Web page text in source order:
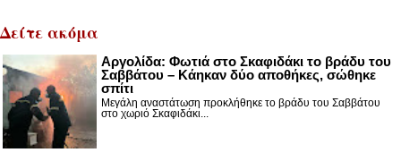
Δείτε ακόμα
Αργολίδα: Φωτιά στο Σκαφιδάκι το βράδυ του
Σαββάτου – Κάηκαν δύο αποθήκες, σώθηκε
σπίτι
Μεγάλη αναστάτωση προκλήθηκε το βράδυ του Σαββάτου
στο χωριό Σκαφιδάκι...